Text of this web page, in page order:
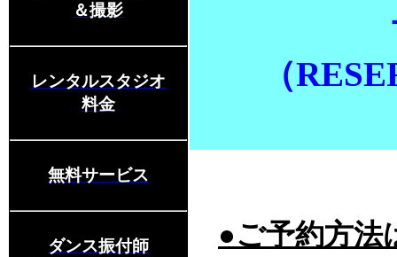
＆撮影
レンタルスタジオ
料金
無料サービス
ダンス振付師
（
●ご予約方法